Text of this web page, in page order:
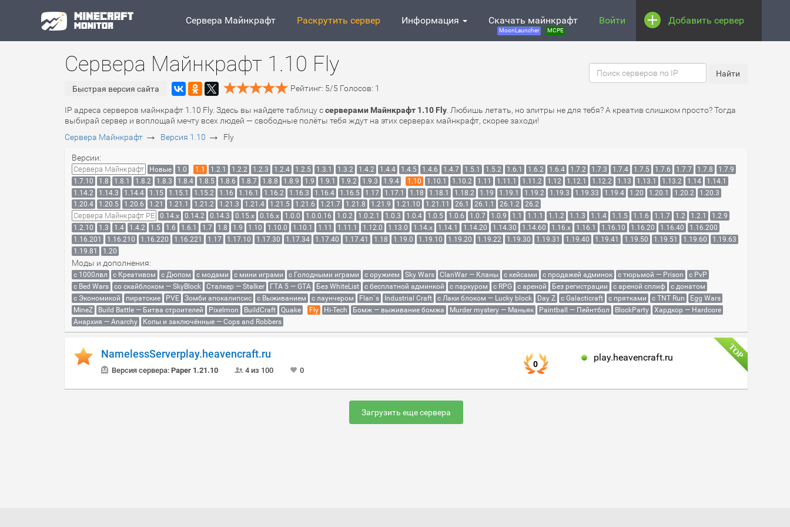
Сервера Майнкрафт Раскрутить сервер Информация Скачать майнкрафт
MoonLauncher MCPE
Войти Добавить сервер
Сервера Майнкрафт 1.10 Fly
Быстрая версия сайта Рейтинг: 5/5 Голосов: 1
IP адреса серверов майнкрафт 1.10 Fly. Здесь вы найдете таблицу ссерверами Майнкрафт 1.10 Fly . Любишь летать, но элитры не для тебя? А креатив слишком просто? Тогда
выбирай сервер и воплощай мечту всех людей — свободные полёты тебя ждут на этих серверах майнкрафт, скорее заходи!
Сервера Майнкрафт → Версия 1.10 → Fly
Версии:
Сервера Майнкрафт Новые 1.0 1.1 1.2.1 1.2.2 1.2.3 1.2.4 1.2.5 1.3.1 1.3.2 1.4.2 1.4.4 1.4.5 1.4.6 1.4.7 1.5.1 1.5.2 1.6.1 1.6.2 1.6.4 1.7.2 1.7.3 1.7.4 1.7.5 1.7.6 1.7.7 1.7.8
1.7.9
1.7.10
1.8 1.8.1 1.8.2 1.8.3 1.8.4 1.8.5 1.8.6 1.8.7 1.8.8 1.8.9 1.9 1.9.1 1.9.2 1.9.3 1.9.4 1.10 1.10.1 1.10.2 1.11 1.11.1 1.11.2 1.12 1.12.1 1.12.2 1.13 1.13.1 1.13.2 1.14
1.14.1
1.14.2
1.14.3 1.14.4 1.15 1.15.1 1.15.2 1.16 1.16.1 1.16.2 1.16.3 1.16.4 1.16.5 1.17 1.17.1 1.18 1.18.1 1.18.2 1.19 1.19.1 1.19.2 1.19.3 1.19.33 1.19.4 1.20 1.20.1 1.20.2
1.20.3
1.20.4
1.20.5 1.20.6 1.21 1.21.1 1.21.2 1.21.3 1.21.4 1.21.5 1.21.6 1.21.7 1.21.8 1.21.9 1.21.10 1.21.11 26.1 26.1.1 26.1.2 26.2
Сервера Майнкрафт PE 0.14.x 0.14.2 0.14.3 0.15.x 0.16.x 1.0.0 1.0.0.16 1.0.2 1.0.2.1 1.0.3 1.0.4 1.0.5 1.0.6 1.0.7 1.0.9 1.1 1.1.1 1.1.2 1.1.3 1.1.4 1.1.5 1.1.6 1.1.7 1.2 1.2.1
1.2.9
1.2.10
1.3 1.4 1.4.2 1.5 1.6 1.6.1 1.7 1.8 1.9 1.10 1.10.0 1.10.1 1.11 1.11.1 1.12.0 1.13.0 1.14.x 1.14.1 1.14.20 1.14.30 1.14.60 1.16.x 1.16.1 1.16.10 1.16.20 1.16.40
1.16.200
1.16.201
1.16.210 1.16.220 1.16.221 1.17 1.17.10 1.17.30 1.17.34 1.17.40 1.17.41 1.18 1.19.0 1.19.10 1.19.20 1.19.22 1.19.30 1.19.31 1.19.40 1.19.41 1.19.50 1.19.51 1.19.60
1.19.63
1.19.81
1.20
Моды и дополнения:
с 1000лвл c Креативом с Дюпом с модами с мини играми с Голодными играми с оружием Sky Wars ClanWar — Кланы с кейсами с продажей админок с тюрьмой — Prison
с PvP
с Bed Wars
со скайблоком — SkyBlock Сталкер — Stalker ГТА 5 — GTA Без WhiteList с бесплатной админкой с паркуром с RPG с ареной Без регистрации с ареной сплиф
с донатом
с Экономикой
пиратские PVE Зомби апокалипсис с Выживанием с лаунчером Flan`s Industrial Craft с Лаки блоком — Lucky block Day Z с Galacticraft с прятками с TNT Run
Egg Wars
MineZ
Build Battle — Битва строителей Pixelmon BuildCraft Quake Fly Hi-Tech Бомж — выживание бомжа Murder mystery — Маньяк Paintball — Пейнтбол BlockParty
Хардкор — Hardcore
Анархия — Anarchy
Копы и заключённые — Cops and Robbers
NamelessServerplay.heavencraft.ru
Версия сервера: Paper 1.21.10 4 из 100 0
0
play.heavencraft.ru
Загрузить еще сервера